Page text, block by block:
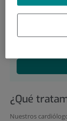
¿Qué
Nuestros